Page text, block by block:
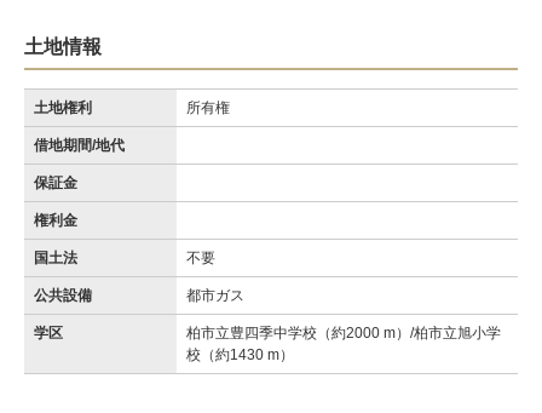
土地情報
土地権利 所有権
借地期間/地代
保証金
権利金
国土法 不要
公共設備 都市ガス
学区
柏市立豊四季中学校（約2000 m）/柏市立旭小学
校（約1430 m）